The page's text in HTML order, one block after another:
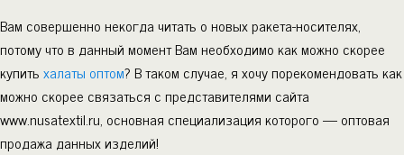
Вам совершенно некогда читать о новых ракета-носителях,
потому что в данный момент Вам необходимо как можно скорее
купитьхалаты оптом? В таком случае, я хочу порекомендовать как
можно скорее связаться с представителями сайта
www.nusatextil.ru, основная специализация которого — оптовая
продажа данных изделий!